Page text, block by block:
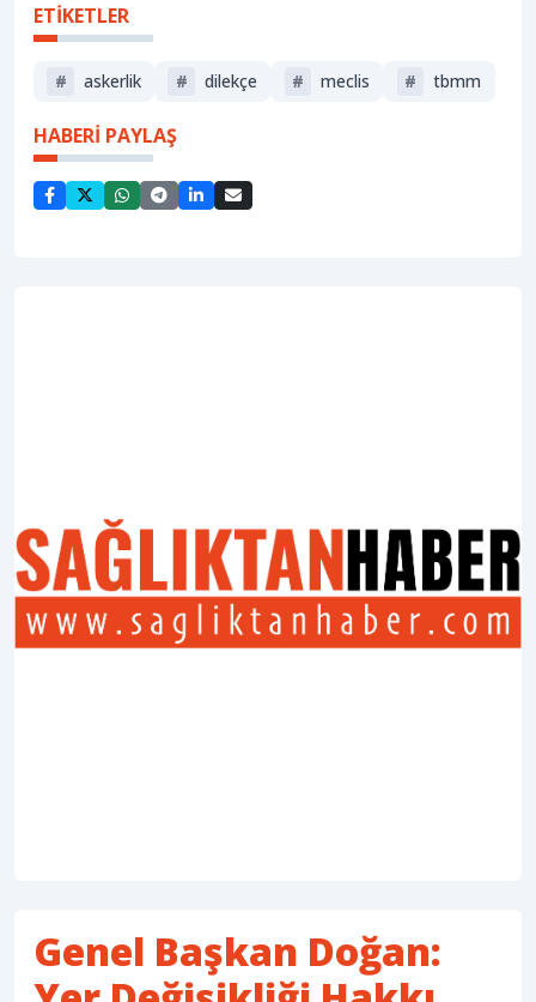
ETİKETLER
# askerlik # dilekçe # meclis # tbmm
HABERİ PAYLAŞ
Genel Başkan Doğan: